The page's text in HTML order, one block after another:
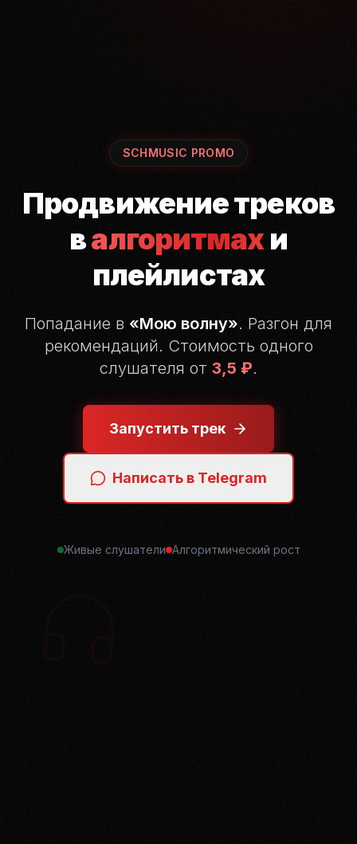
SCHMUSIC PROMO
Продвижение треков
валгоритмахи
плейлистах
Попадание в «Мою волну». Разгон для
рекомендаций. Стоимость одного
слушателя от 3,5 ₽.
Запустить трек
Написать в Telegram
Живые слушатели Алгоритмический рост